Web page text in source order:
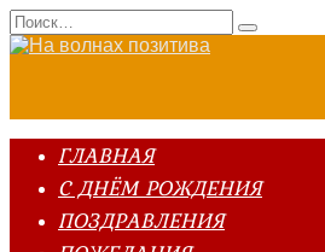
Перейти
к
Search
for:
ГЛАВНАЯ
С ДНЁМ РОЖДЕНИЯ
ПОЗДРАВЛЕНИЯ